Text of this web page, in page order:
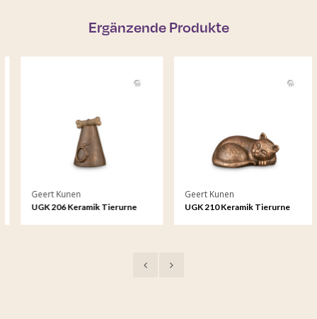
Ergänzende Produkte
Geert Kunen
UGK 206 Keramik Tierurne
Geert Kunen
UGK 210 Keramik Tierurne